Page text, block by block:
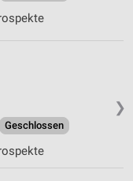
❯
Geschlossen